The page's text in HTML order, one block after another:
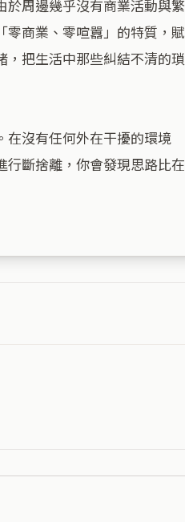
周邊幾乎沒有商業活動與繁
商業、零喧囂」的特質，賦
把生活中那些糾結不清的瑣
在沒有任何外在干擾的環境
斷捨離，你會發現思路比在